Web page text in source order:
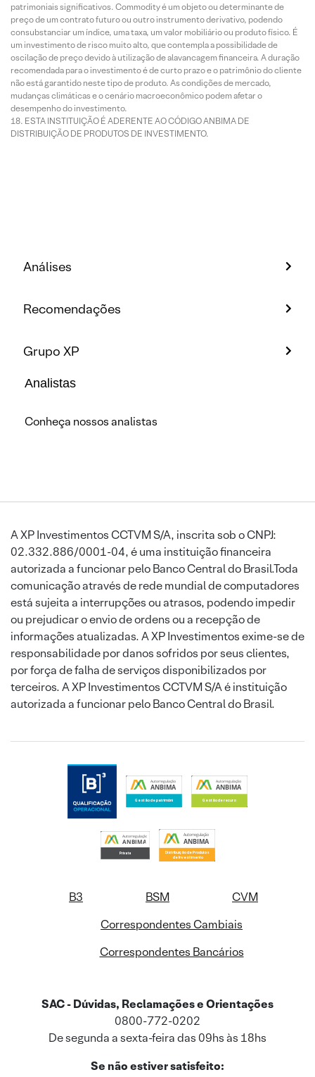
patrimoniais significativos. Commodity é um objeto ou determinante de
preço de um contrato futuro ou outro instrumento derivativo, podendo
consubstanciar um índice, uma taxa, um valor mobiliário ou produto físico. É
um investimento de risco muito alto, que contempla a possibilidade de
oscilação de preço devido à utilização de alavancagem financeira. A duração
recomendada para o investimento é de curto prazo e o patrimônio do cliente
não está garantido neste tipo de produto. As condições de mercado,
mudanças climáticas e o cenário macroeconômico podem afetar o
desempenho do investimento.
ESTA INSTITUIÇÃO É ADERENTE AO CÓDIGO ANBIMA DE
DISTRIBUIÇÃO DE PRODUTOS DE INVESTIMENTO.
Análises
Recomendações
Grupo XP
Analistas
Conheça nossos analistas
A XP Investimentos CCTVM S/A, inscrita sob o CNPJ:
02.332.886/0001-04, é uma instituição financeira
autorizada a funcionar pelo Banco Central do Brasil.Toda
comunicação através de rede mundial de computadores
está sujeita a interrupções ou atrasos, podendo impedir
ou prejudicar o envio de ordens ou a recepção de
informações atualizadas. A XP Investimentos exime-se de
responsabilidade por danos sofridos por seus clientes,
por força de falha de serviços disponibilizados por
terceiros. A XP Investimentos CCTVM S/A é instituição
autorizada a funcionar pelo Banco Central do Brasil.
B3 BSM
CVM
Correspondentes Cambiais
Correspondentes Bancários
SAC - Dúvidas, Reclamações e Orientações
0800-772-0202
De segunda a sexta-feira das 09hs às 18hs
Se não estiver satisfeito: